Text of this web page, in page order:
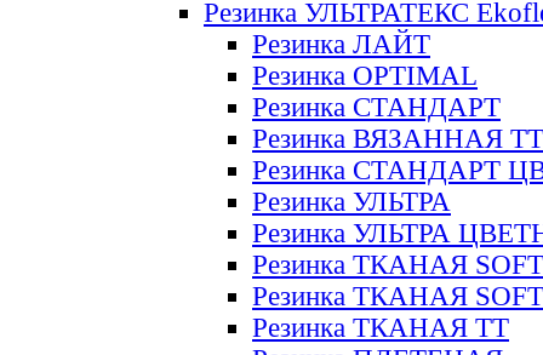
Резинка УЛЬТРАТЕКС
Резинка ЛАЙТ
Резинка OPTIMAL
Резинка СТАНДАРТ
Резинка ВЯЗАННАЯ ТТ
Резинка СТАНДАРТ
Резинка УЛЬТРА
Резинка УЛЬТРА
Резинка ТКАНАЯ SOFT
Резинка ТКАНАЯ
Резинка ТКАНАЯ ТТ